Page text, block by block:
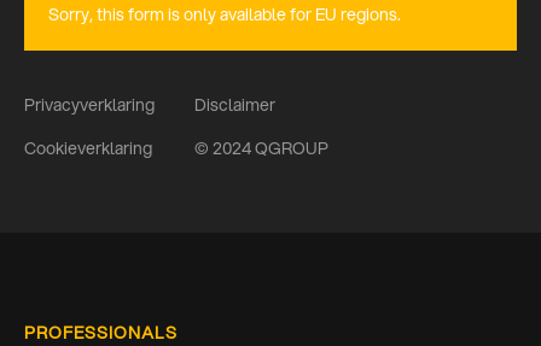
Sorry, this form is only available for EU regions.
Privacyverklaring
Cookieverklaring
Disclaimer
© 2024 QGROUP
PROFESSIONALS